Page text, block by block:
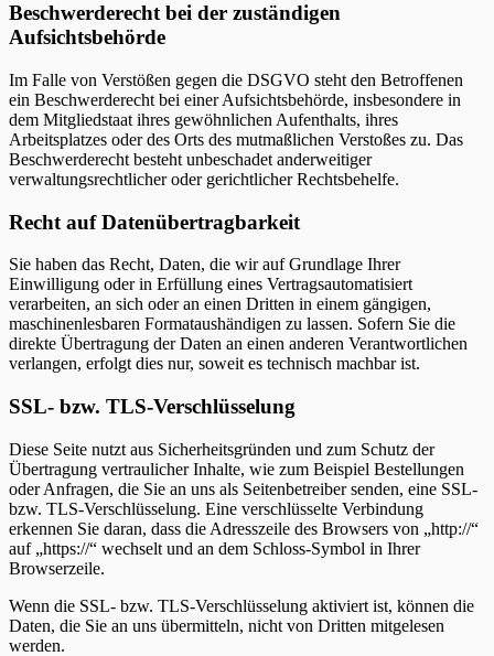
Beschwerderecht bei der zuständigen
Aufsichtsbehörde
Im Falle von Verstößen gegen die DSGVO steht den Betroffenen
ein Beschwerderecht bei einer Aufsichtsbehörde, insbesondere in
dem Mitgliedstaat ihres gewöhnlichen Aufenthalts, ihres
Arbeitsplatzes oder des Orts des mutmaßlichen Verstoßes zu. Das
Beschwerderecht besteht unbeschadet anderweitiger
verwaltungsrechtlicher oder gerichtlicher Rechtsbehelfe.
Recht auf Datenübertragbarkeit
Sie haben das Recht, Daten, die wir auf Grundlage Ihrer
Einwilligung oder in Erfüllung eines Vertragsautomatisiert
verarbeiten, an sich oder an einen Dritten in einem gängigen,
maschinenlesbaren Formataushändigen zu lassen. Sofern Sie die
direkte Übertragung der Daten an einen anderen Verantwortlichen
verlangen, erfolgt dies nur, soweit es technisch machbar ist.
SSL- bzw. TLS-Verschlüsselung
Diese Seite nutzt aus Sicherheitsgründen und zum Schutz der
Übertragung vertraulicher Inhalte, wie zum Beispiel Bestellungen
oder Anfragen, die Sie an uns als Seitenbetreiber senden, eine SSL-
bzw. TLS-Verschlüsselung. Eine verschlüsselte Verbindung
erkennen Sie daran, dass die Adresszeile des Browsers von „http://“
auf „https://“ wechselt und an dem Schloss-Symbol in Ihrer
Browserzeile.
Wenn die SSL- bzw. TLS-Verschlüsselung aktiviert ist, können die
Daten, die Sie an uns übermitteln, nicht von Dritten mitgelesen
werden.